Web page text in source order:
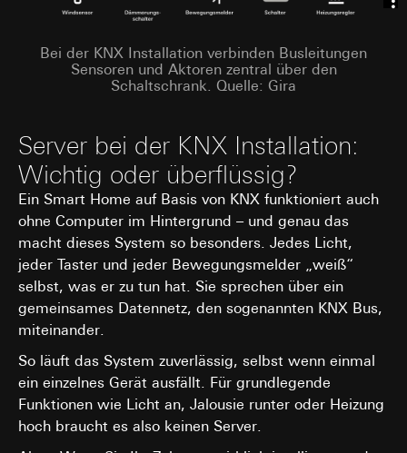
Bei der KNX Installation verbinden Busleitungen
Sensoren und Aktoren zentral über den
Schaltschrank. Quelle: Gira
Server bei der KNX Installation:
Wichtig oder überflüssig?
Ein Smart Home auf Basis von KNX funktioniert auch
ohne Computer im Hintergrund – und genau das
macht dieses System so besonders. Jedes Licht,
jeder Taster und jeder Bewegungsmelder „weiß“
selbst, was er zu tun hat. Sie sprechen über ein
gemeinsames Datennetz, den sogenannten KNX Bus,
miteinander.
So läuft das System zuverlässig, selbst wenn einmal
ein einzelnes Gerät ausfällt. Für grundlegende
Funktionen wie Licht an, Jalousie runter oder Heizung
hoch braucht es also keinen Server.